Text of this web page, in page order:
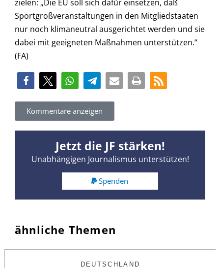
zielen: „Die EU soll sich dafür einsetzen, daß
Sportgroßveranstaltungen in den Mitgliedstaaten
nur noch klimaneutral ausgerichtet werden und sie
dabei mit geeigneten Maßnahmen unterstützen.“
(FA)
Kommentare anzeigen
Jetzt die JF stärken!
Unabhängigen Journalismus unterstützen!
Spenden
ähnliche Themen
DEUTSCHLAND